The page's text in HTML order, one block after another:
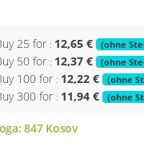
25 for 12,65 €
50 for 12,37 €
100 for 12,22 €
300 for 11,94 €
847Kosov